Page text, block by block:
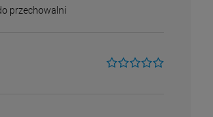
przechowalni